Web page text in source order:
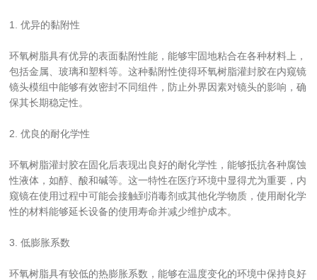
1. 优异的黏附性
环氧树脂具有优异的表面黏附性能，能够牢固地粘合在各种材料上，
包括金属、玻璃和塑料等。这种黏附性使得环氧树脂灌封胶在内窥镜
镜头模组中能够有效密封不同组件，防止外界因素对镜头的影响，确
保其长期稳定性。
2. 优良的耐化学性
环氧树脂灌封胶在固化后表现出良好的耐化学性，能够抵抗各种腐蚀
性液体，如醇、酸和碱等。这一特性在医疗环境中显得尤为重要，内
窥镜在使用过程中可能会接触到消毒剂或其他化学物质，使用耐化学
性的材料能够延长设备的使用寿命并减少维护成本。
3. 低膨胀系数
环氧树脂具有较低的热膨胀系数，能够在温度变化的环境中保持良好